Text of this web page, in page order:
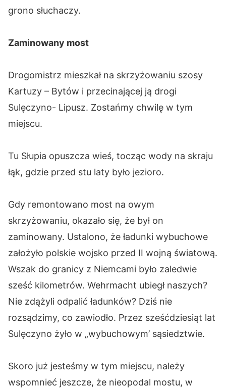
grono słuchaczy.
Zaminowany most
Drogomistrz mieszkał na skrzyżowaniu szosy
Kartuzy – Bytów i przecinającej ją drogi
Sulęczyno- Lipusz. Zostańmy chwilę w tym
miejscu.
Tu Słupia opuszcza wieś, tocząc wody na skraju
łąk, gdzie przed stu laty było jezioro.
Gdy remontowano most na owym
skrzyżowaniu, okazało się, że był on
zaminowany. Ustalono, że ładunki wybuchowe
założyło polskie wojsko przed II wojną światową.
Wszak do granicy z Niemcami było zaledwie
sześć kilometrów. Wehrmacht ubiegł naszych?
Nie zdążyli odpalić ładunków? Dziś nie
rozsądzimy, co zawiodło. Przez sześćdziesiąt lat
Sulęczyno żyło w „wybuchowym’ sąsiedztwie.
Skoro już jesteśmy w tym miejscu, należy
wspomnieć jeszcze, że nieopodal mostu, w